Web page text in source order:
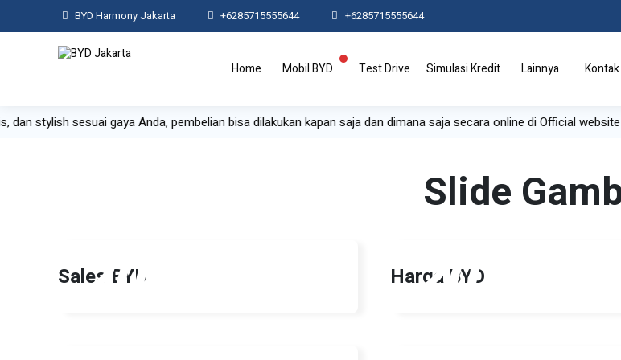
BYD Harmony Jakarta +6285715555644 +6285715555644
Home Mobil BYD Test Drive Simulasi Kredit Lainnya Kontak
stylish sesuai gaya Anda, pembelian bisa dilakukan kapan saja dan dimana saja secara online di Official
Slide
20
Sales BYD 20
Harga BYD